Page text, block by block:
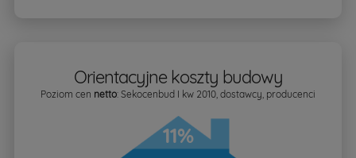
Orientacyjne koszty budowy
Poziom cen netto: Sekocenbud I kw 2010, dostawcy, producenci
11%